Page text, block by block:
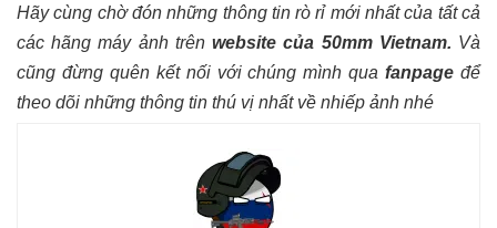
Hãy cùng chờ đón những thông tin rò rỉ mới nhất của tất cả
các hãng máy ảnh trênwebsite của 50mm Vietnam. Và
cũng đừng quên kết nối với chúng mình quafanpage để
theo dõi những thông tin thú vị nhất về nhiếp ảnh nhé